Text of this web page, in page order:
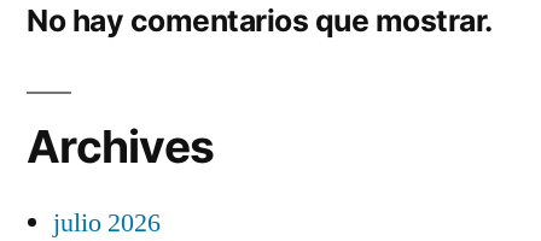
No hay comentarios que mostrar.
Archives
julio 2026